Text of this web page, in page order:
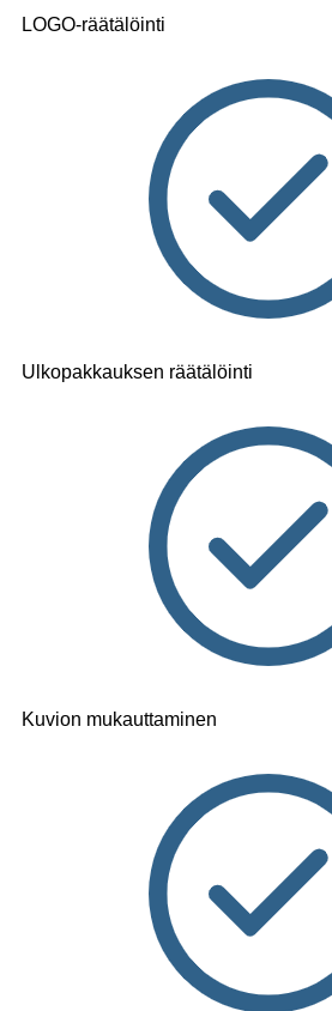
LOGO-räätälöinti
Ulkopakkauksen räätälöinti
Kuvion mukauttaminen